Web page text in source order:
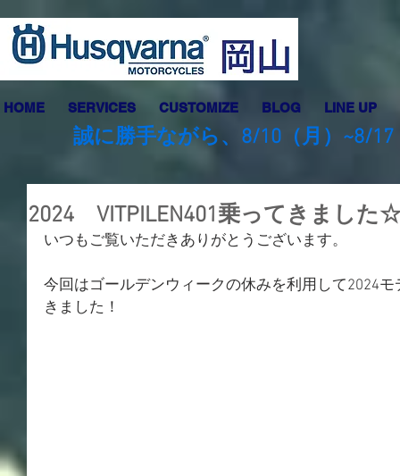
HOME SERVICES CUSTOMIZE BLOG LINE UP
誠に勝手ながら、8/10（月）~8/
2024 VITPILEN401乗ってきました
いつもご覧いただきありがとうございます。
今回はゴールデンウィークの休みを利用して2024モ
きました！